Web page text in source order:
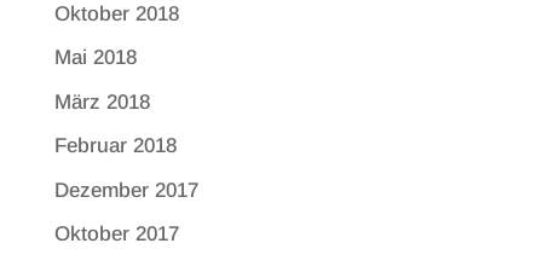
Oktober 2018
Mai 2018
März 2018
Februar 2018
Dezember 2017
Oktober 2017